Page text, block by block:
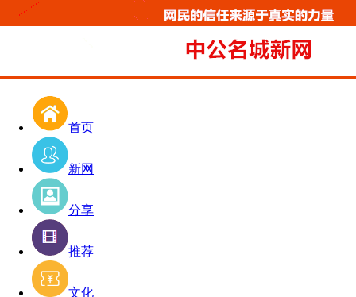
首页
新网
分享
推荐
文化